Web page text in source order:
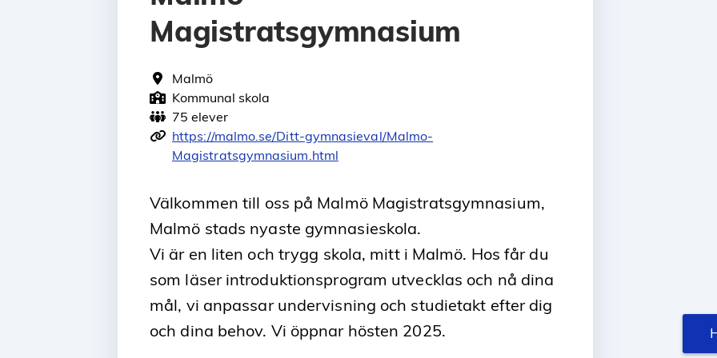
Magistratsgymnasium
Malmö
Kommunal skola
75 elever
https://malmo.se/Ditt-gymnasieval/Malmo-
Magistratsgymnasium.html
Välkommen till oss på Malmö Magistratsgymnasium,
Malmö stads nyaste gymnasieskola.
Vi är en liten och trygg skola, mitt i Malmö. Hos får du
som läser introduktionsprogram utvecklas och nå dina
mål, vi anpassar undervisning och studietakt efter dig
och dina behov. Vi öppnar hösten 2025.